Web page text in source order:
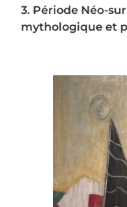
3. Période Néo-
mythologique et